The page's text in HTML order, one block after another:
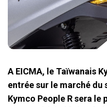
A EICMA, le Taïwanais
entrée sur le marché du
Kymco People R sera le